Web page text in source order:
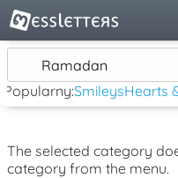
Ramadan
Popularny:SmileysHearts
The selected category
category from the menu.